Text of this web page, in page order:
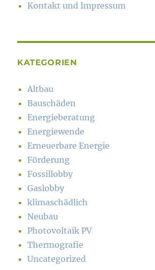
Kontakt und Impressum
KATEGORIEN
Altbau
Bauschäden
Energieberatung
Energiewende
Erneuerbare Energie
Förderung
Fossillobby
Gaslobby
klimaschädlich
Neubau
Photovoltaik PV
Thermografie
Uncategorized